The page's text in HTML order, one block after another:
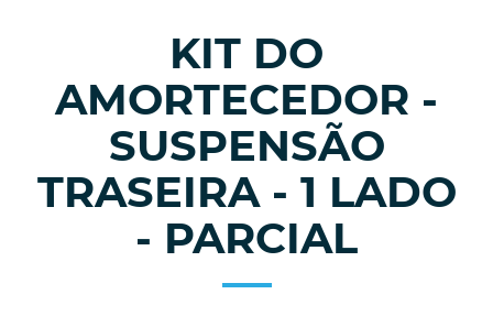
KIT DO
AMORTECEDOR -
SUSPENSÃO
TRASEIRA - 1 LADO
- PARCIAL